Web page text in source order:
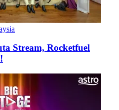
Stream, Rocketfuel